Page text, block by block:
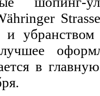
и
в